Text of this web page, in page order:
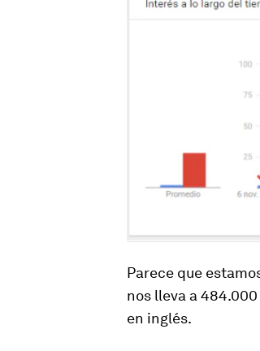
Parece que
nos lleva a
en inglés.